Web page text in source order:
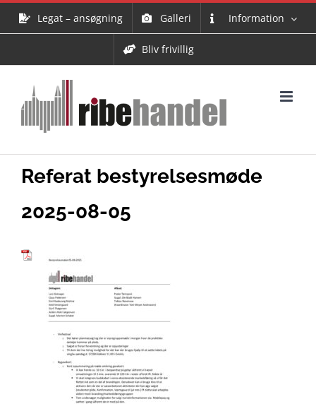
Legat – ansøgning Galleri Information
Bliv frivillig
Referat bestyrelsesmøde
2025-08-05